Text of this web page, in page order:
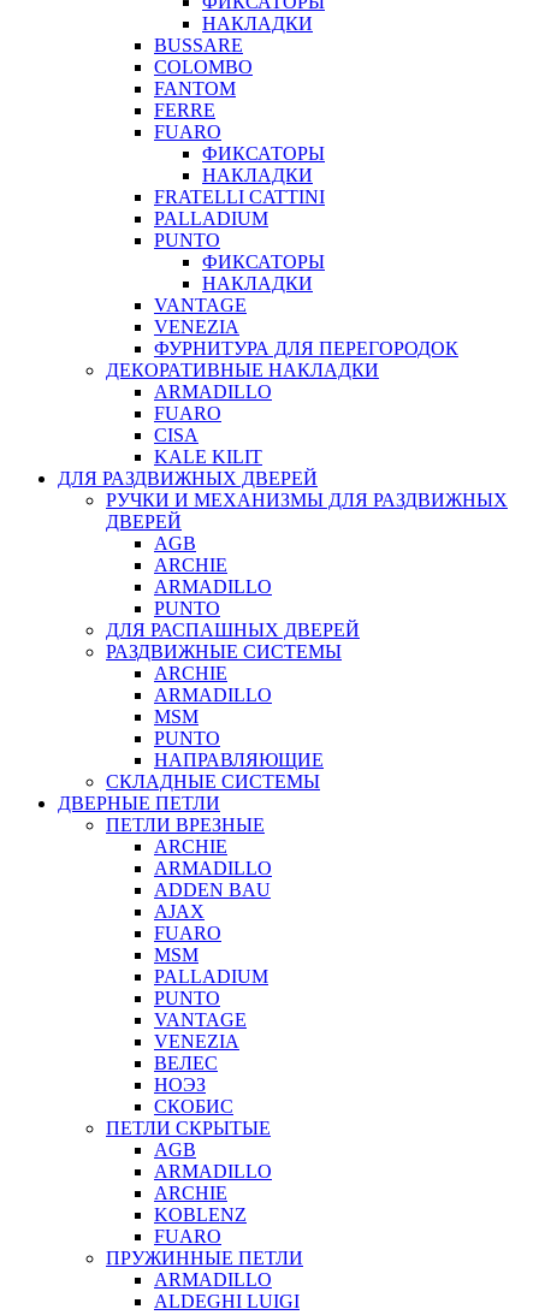
НАКЛАДКИ
BUSSARE
COLOMBO
FANTOM
FERRE
FUARO
ФИКСАТОРЫ
НАКЛАДКИ
FRATELLI CATTINI
PALLADIUM
PUNTO
ФИКСАТОРЫ
НАКЛАДКИ
VANTAGE
VENEZIA
ФУРНИТУРА ДЛЯ ПЕРЕГОРОДОК
ДЕКОРАТИВНЫЕ НАКЛАДКИ
ARMADILLO
FUARO
CISA
KALE KILIT
ДЛЯ РАЗДВИЖНЫХ ДВЕРЕЙ
РУЧКИ И МЕХАНИЗМЫ ДЛЯ РАЗДВИЖНЫХ
ДВЕРЕЙ
AGB
ARCHIE
ARMADILLO
PUNTO
ДЛЯ РАСПАШНЫХ ДВЕРЕЙ
РАЗДВИЖНЫЕ СИСТЕМЫ
ARCHIE
ARMADILLO
MSM
PUNTO
НАПРАВЛЯЮЩИЕ
СКЛАДНЫЕ СИСТЕМЫ
ДВЕРНЫЕ ПЕТЛИ
ПЕТЛИ ВРЕЗНЫЕ
ARCHIE
ARMADILLO
ADDEN BAU
AJAX
FUARO
MSM
PALLADIUM
PUNTO
VANTAGE
VENEZIA
ВЕЛЕС
НОЭЗ
СКОБИС
ПЕТЛИ СКРЫТЫЕ
AGB
ARMADILLO
ARCHIE
KOBLENZ
FUARO
ПРУЖИННЫЕ ПЕТЛИ
ARMADILLO
ALDEGHI LUIGI